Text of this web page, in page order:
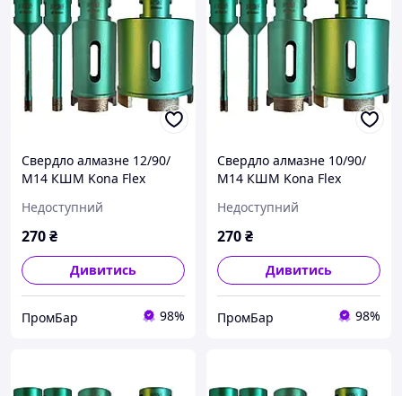
Свердло алмазне 12/90/
М14 КШМ Kona Flex
спечене
Недоступний
270₴
Дивитись
ПромБар 98%
Свердло алмазне 10/90/
М14 КШМ Kona Flex
спечене
Недоступний
270₴
Дивитись
ПромБар 98%